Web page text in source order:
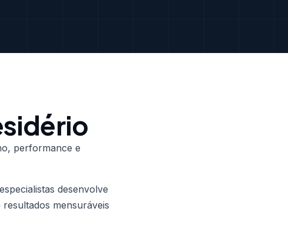
performance e
desenvolve
mensuráveis